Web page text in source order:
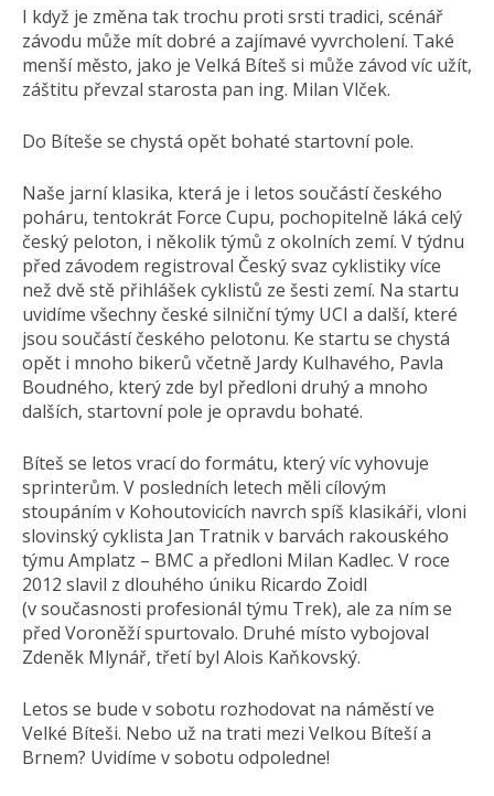
I když je změna tak trochu proti srsti tradici, scénář
závodu může mít dobré a zajímavé vyvrcholení. Také
menší město, jako je Velká Bíteš si může závod víc užít,
záštitu převzal starosta pan ing. Milan Vlček.
Do Bíteše se chystá opět bohaté startovní pole.
Naše jarní klasika, která je i letos součástí českého
poháru, tentokrát Force Cupu, pochopitelně láká celý
český peloton, i několik týmů z okolních zemí. V týdnu
před závodem registroval Český svaz cyklistiky více
než dvě stě přihlášek cyklistů ze šesti zemí. Na startu
uvidíme všechny české silniční týmy UCI a další, které
jsou součástí českého pelotonu. Ke startu se chystá
opět i mnoho bikerů včetně Jardy Kulhavého, Pavla
Boudného, který zde byl předloni druhý a mnoho
dalších, startovní pole je opravdu bohaté.
Bíteš se letos vrací do formátu, který víc vyhovuje
sprinterům. V posledních letech měli cílovým
stoupáním v Kohoutovicích navrch spíš klasikáři, vloni
slovinský cyklista Jan Tratnik v barvách rakouského
týmu Amplatz – BMC a předloni Milan Kadlec. V roce
2012 slavil z dlouhého úniku Ricardo Zoidl
(v současnosti profesionál týmu Trek), ale za ním se
před Voroněží spurtovalo. Druhé místo vybojoval
Zdeněk Mlynář, třetí byl Alois Kaňkovský.
Letos se bude v sobotu rozhodovat na náměstí ve
Velké Bíteši. Nebo už na trati mezi Velkou Bíteší a
Brnem? Uvidíme v sobotu odpoledne!